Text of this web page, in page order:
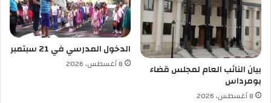
ن
ف
ذ
ت
م
ر
ي
ن
بيان النائب العام لمجلس قضاء
بومرداس
8 أغسطس، 2026
الدخول المدرسي في 21 سبتمبر
8 أغسطس، 2026